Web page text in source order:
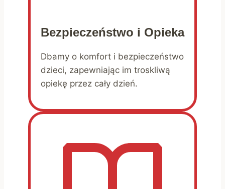
Bezpieczeństwo i Opieka
Dbamy o komfort i bezpieczeństwo
dzieci, zapewniając im troskliwą
opiekę przez cały dzień.